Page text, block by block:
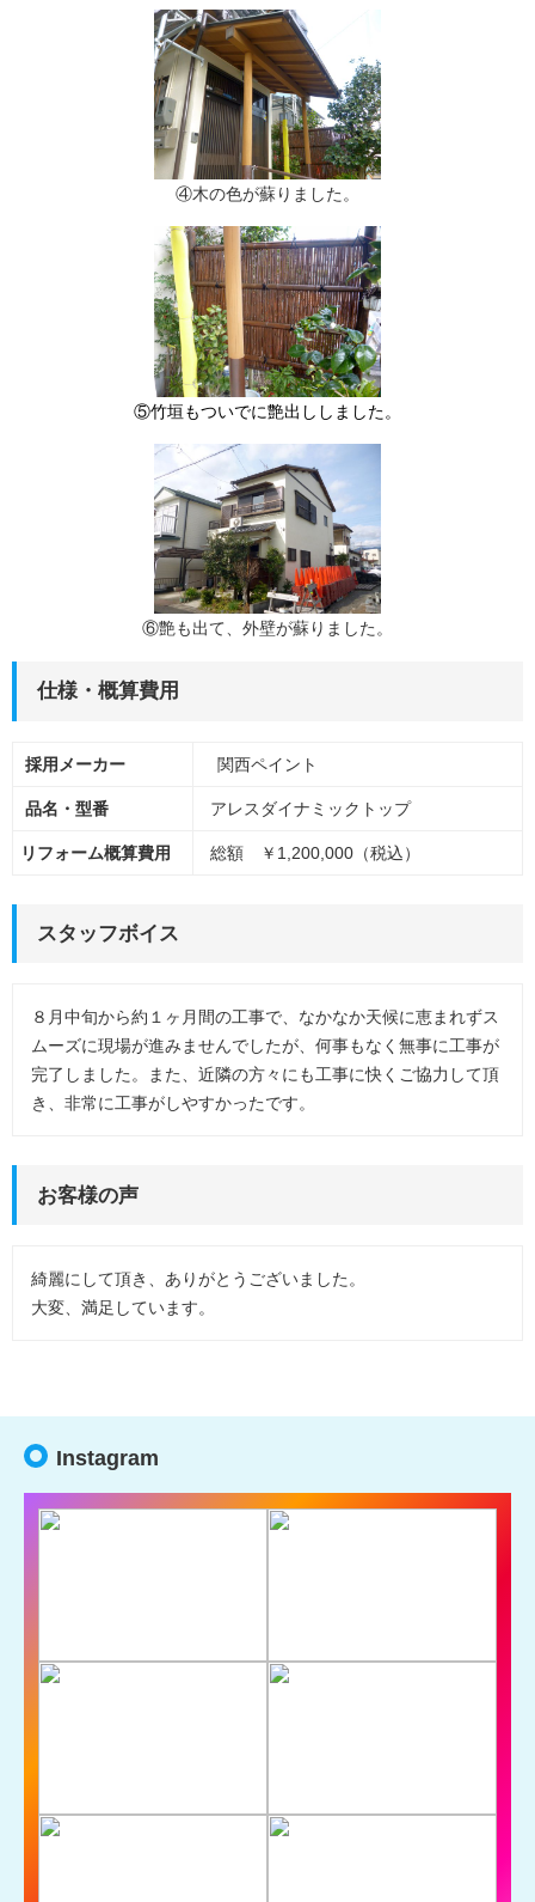
④木の色が蘇りました。
⑤竹垣もついでに艶出ししました。
⑥艶も出て、外壁が蘇りました。
仕様・概算費用
採用メーカー 関西ペイント
品名・型番 アレスダイナミックトップ
リフォーム概算費用 総額 ￥1,200,000（税込）
スタッフボイス
８月中旬から約１ヶ月間の工事で、なかなか天候に恵まれずス
ムーズに現場が進みませんでしたが、何事もなく無事に工事が
完了しました。また、近隣の方々にも工事に快くご協力して頂
き、非常に工事がしやすかったです。
お客様の声
綺麗にして頂き、ありがとうございました。
大変、満足しています。
Instagram